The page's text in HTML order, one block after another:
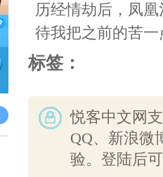
历经情劫后，凤
待我把之前的苦
标签：
悦客中文网
QQ、新浪微
验。登陆后